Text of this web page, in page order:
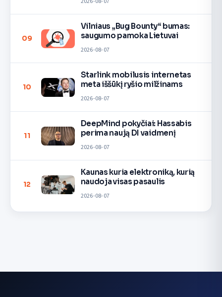
09
Vilniaus „Bug Bounty“ bumas:
saugumo pamoka Lietuvai
2026-08-07
10
Starlink mobilusis internetas
meta iššūkį ryšio milžinams
2026-08-07
11
DeepMind pokyčiai: Hassabis
perima naują DI vaidmenį
2026-08-07
12
Kaunas kuria elektroniką, kurią
naudoja visas pasaulis
2026-08-07